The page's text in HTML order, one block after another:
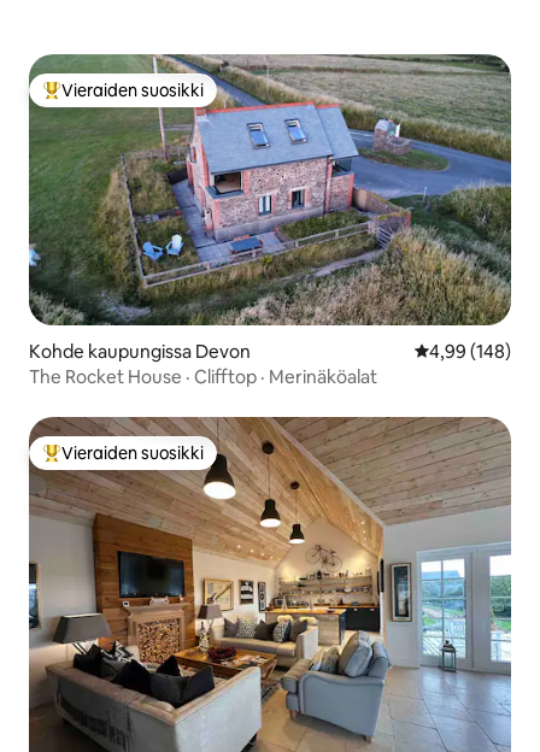
Vieraiden suosikkien parhaimmistoa
Vieraiden suosikki
Kohde kaupungissa Devon
4,99 (148)
The Rocket House · Clifftop · Merinäköalat
Vieraiden suosikkien parhaimmistoa
Vieraiden suosikki